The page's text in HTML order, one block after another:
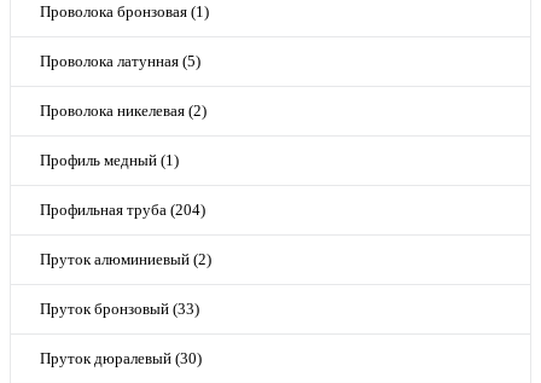
Проволока бронзовая (1)
Проволока латунная (5)
Проволока никелевая (2)
Профиль медный (1)
Профильная труба (204)
Пруток алюминиевый (2)
Пруток бронзовый (33)
Пруток дюралевый (30)